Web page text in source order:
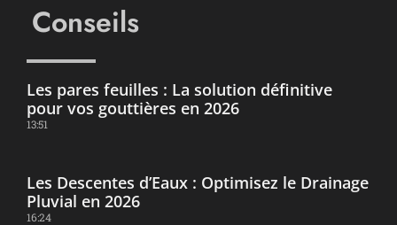
Conseils
Les pares feuilles : La solution définitive
pour vos gouttières en 2026
13:51
Les Descentes d’Eaux : Optimisez le Drainage
Pluvial en 2026
16:24